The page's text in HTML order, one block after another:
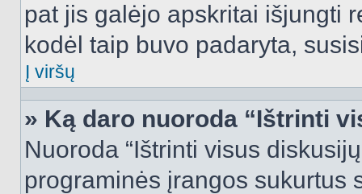
pat jis galėjo apskritai išjungti
kodėl taip buvo padaryta,
Į viršų
» Ką daro nuoroda “Ištrinti
Nuoroda “Ištrinti visus
programinės įrangos sukurtus